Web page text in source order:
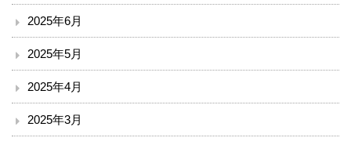
栄養課
臨床工学技術課
訪問看護ステーション
医療安全推進室
2025年6月
2025年5月
2025年4月
2025年3月